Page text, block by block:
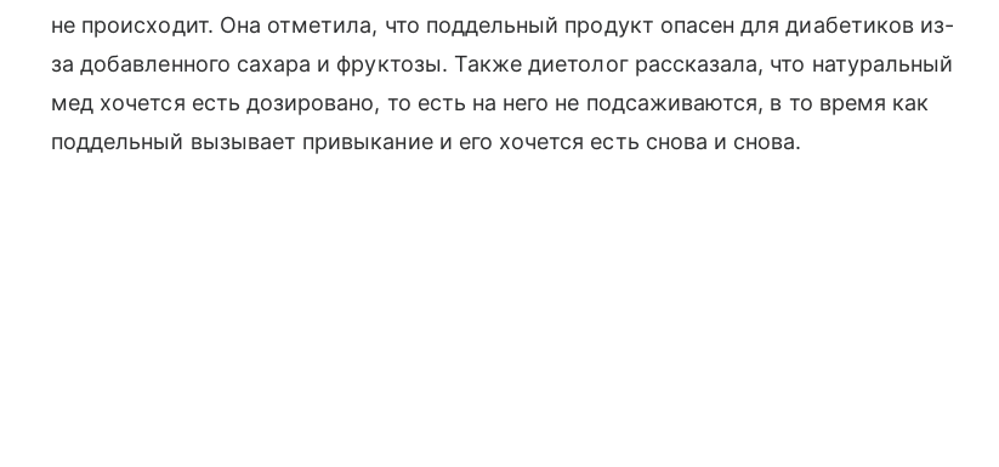
не происходит. Она отметила, что поддельный продукт опасен для диабетиков из-
за добавленного сахара и фруктозы. Также диетолог рассказала, что натуральный
мед хочется есть дозировано, то есть на него не подсаживаются, в то время как
поддельный вызывает привыкание и его хочется есть снова и снова.